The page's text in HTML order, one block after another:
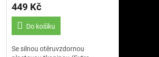
449 Kč
Do košíku
Se silnou otěruvzdornou